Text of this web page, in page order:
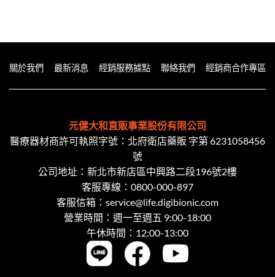
關於我們 最新消息 經銷服務據點 聯絡我們 經銷商合作專區
元健大和直販事業股份有限公司
醫療器材商許可執照字號：北府衛店藥販 字第 6231058456
號
公司地址：新北市新店區中興路二段​196號2樓
客服專線： 0800-000-897
客服信箱： service@life.digibionic.com
營業時間：週一至週五 9:00-18:00
午休時間：12:00-13:00